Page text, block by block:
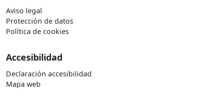
Aviso legal
Protección de datos
Política de cookies
Accesibilidad
Declaración accesibilidad
Mapa web